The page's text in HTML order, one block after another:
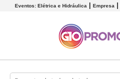
Eventos: Elétrica e Hidráulica Empresa